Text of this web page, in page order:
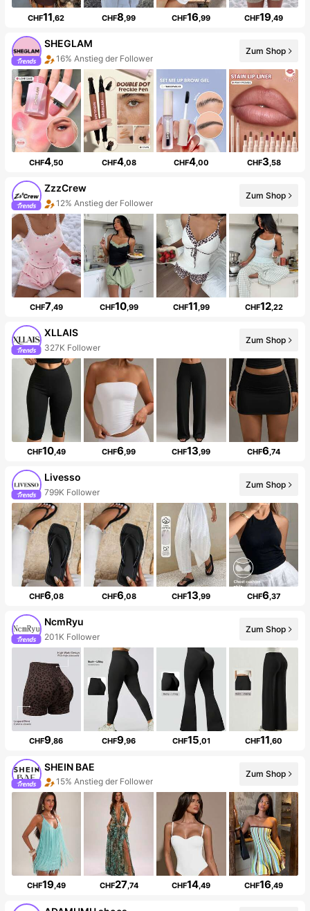
CHF11,62 CHF8,99 CHF16,99 CHF19,49
SHEGLAM
16% Anstieg der Follower
Zum Shop
CHF4,50 CHF4,08 CHF4,00 CHF3,58
ZzzCrew
12% Anstieg der Follower
Zum Shop
CHF7,49 CHF10,99 CHF11,99 CHF12,22
XLLAIS
327K Follower
Zum Shop
CHF10,49 CHF6,99 CHF13,99 CHF6,74
Livesso
799K Follower
Zum Shop
CHF6,08 CHF6,08 CHF13,99 CHF6,37
NcmRyu
201K Follower
Zum Shop
CHF9,86 CHF9,96 CHF15,01 CHF11,60
SHEIN BAE
15% Anstieg der Follower
Zum Shop
CHF19,49 CHF27,74 CHF14,49 CHF16,49